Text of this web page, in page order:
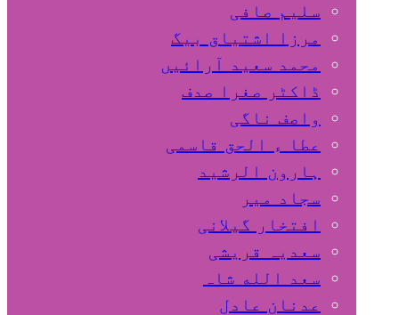
سلیم صافی
مرزا اشتیاق بیگ
محمد سعید آرائیں
ڈاکٹر صغرا صدف
واصف ناگی
عطا ء الحق قاسمی
ہارون الرشید
سجاد میر
افتخار گیلانی
سعدیہ قریشی
سعد الله شاہ
عدنان عادل